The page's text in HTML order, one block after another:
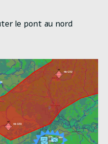
le pont au nord